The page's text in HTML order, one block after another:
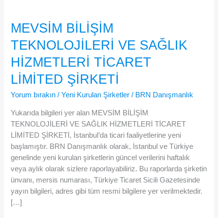
MEVSİM BİLİŞİM
TEKNOLOJİLERİ VE SAĞLIK
HİZMETLERİ TİCARET
LİMİTED ŞİRKETİ
Yorum bırakın /Yeni Kurulan Şirketler / BRN Danışmanlık
Yukarıda bilgileri yer alan MEVSİM BİLİŞİM
TEKNOLOJİLERİ VE SAĞLIK HİZMETLERİ TİCARET
LİMİTED ŞİRKETİ, İstanbul’da ticari faaliyetlerine yeni
başlamıştır. BRN Danışmanlık olarak, İstanbul ve Türkiye
genelinde yeni kurulan şirketlerin güncel verilerini haftalık
veya aylık olarak sizlere raporlayabiliriz. Bu raporlarda şirketin
ünvanı, mersis numarası, Türkiye Ticaret Sicili Gazetesinde
yayın bilgileri, adres gibi tüm resmi bilgilere yer verilmektedir.
[…]